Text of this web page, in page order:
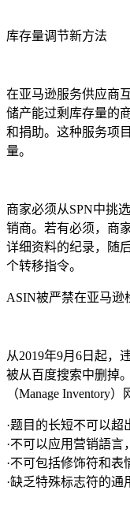
库存量调节新方法
在亚马逊服务供应商
储产能过剩库存量的
和捐助。这种服务项
量。
商家必须从SPN中挑
销商。若有必须，商
详细资料的纪录，随
个转移指令。
ASIN被严禁在亚马逊
从2019年9月6日起，
被从百度搜索中删掉
（Manage Inventory
·题目的长短不可以超
·不可以应用营销語言
·不可包括修饰符和表
·缺乏特殊标志符的通